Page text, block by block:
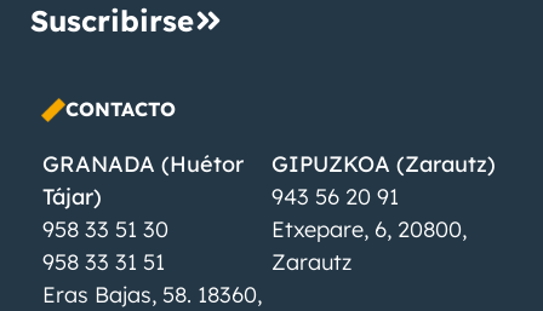
Suscribirse
CONTACTO
GRANADA (Huétor
Tájar)
958 33 51 30
958 33 31 51
Eras Bajas, 58. 18360,
GIPUZKOA (Zarautz)
943 56 20 91
Etxepare, 6, 20800,
Zarautz